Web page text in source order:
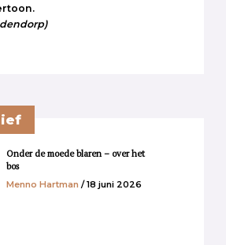
Onder de moede blaren – over het
bos
Menno Hartman / 18 juni 2026